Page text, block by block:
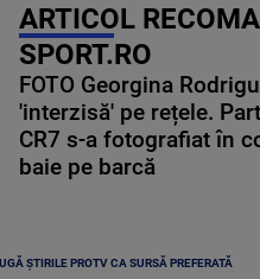
ARTICOL
SPORT.RO
FOTO Georgina
'interzisă' pe rețele.
CR7 s-a fotografiat în
baie pe barcă
ȘTIRILE PROTV CA SURSĂ PREFERATĂ